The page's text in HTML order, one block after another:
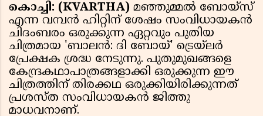
കൊച്ചി: (KVARTHA) മഞ്ഞുമ്മൽ ബോയ്സ്
എന്ന വമ്പൻ ഹിറ്റിന് ശേഷം സംവിധായകൻ
ചിദംബരം ഒരുക്കുന്ന ഏറ്റവും പുതിയ
ചിത്രമായ 'ബാലൻ: ദി ബോയ്' ട്രെയ്‌ലർ
പ്രേക്ഷക ശ്രദ്ധ നേടുന്നു. പുതുമുഖങ്ങളെ
കേന്ദ്രകഥാപാത്രങ്ങളാക്കി ഒരുക്കുന്ന ഈ
ചിത്രത്തിന് തിരക്കഥ ഒരുക്കിയിരിക്കുന്നത്
പ്രശസ്ത സംവിധായകൻ ജിത്തു
മാധവനാണ്.